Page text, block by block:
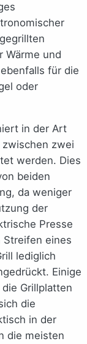
Wärme und
für die
oder
in der Art
zwei
werden. Dies
beiden
da weniger
der
Presse
eines
lediglich
Einige
Grillplatten
die
in der
die meisten